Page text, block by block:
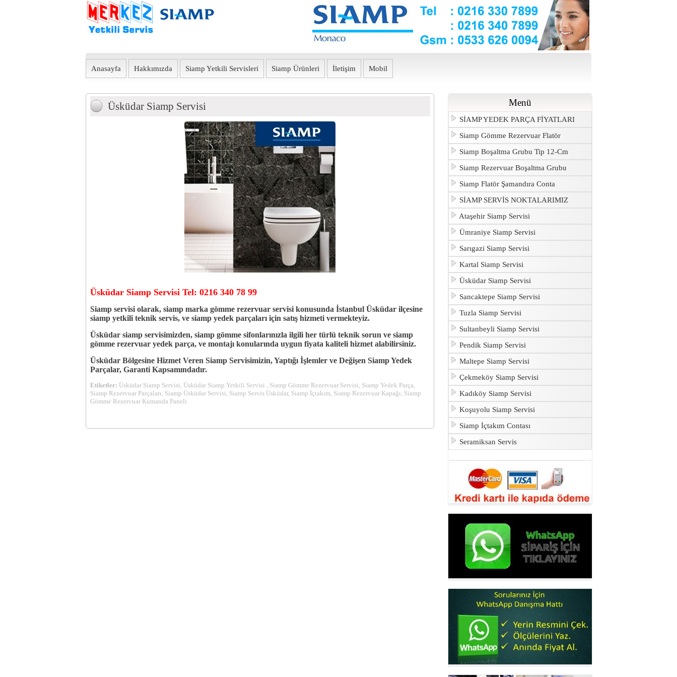
Anasayfa Hakkımızda Siamp Yetkili Servisleri Siamp Ürünleri İletişim Mobil
Menü
SİAMP YEDEK PARÇA FİYATLARI
Siamp Gömme Rezervuar Flatör
Siamp Boşaltma Grubu Tip 12-Cm
Siamp Rezervuar Boşaltma Grubu
Siamp Flatör Şamandıra Conta
SİAMP SERVİS NOKTALARIMIZ
Ataşehir Siamp Servisi
Ümraniye Siamp Servisi
Sarıgazi Siamp Servisi
Kartal Siamp Servisi
Üsküdar Siamp Servisi
Sancaktepe Siamp Servisi
Tuzla Siamp Servisi
Sultanbeyli Siamp Servisi
Pendik Siamp Servisi
Maltepe Siamp Servisi
Çekmeköy Siamp Servisi
Kadıköy Siamp Servisi
Koşuyolu Siamp Servisi
Siamp İçtakım Contası
Seramiksan Servis
Üsküdar Siamp Servisi
Üsküdar Siamp Servisi Tel: 0216 340 78 99
Siamp servisi olarak, siamp marka gömme rezervuar servisi konusunda İstanbul Üsküdar ilçesine
siamp yetkili teknik servis,ve siamp yedek parçaları için satış hizmeti vermekteyiz.
Üsküdar siamp servisimizden, siamp gömme sifonlarınızla ilgili her türlü teknik sorun ve siamp
gömme rezervuar yedek parça, ve montajı konularında uygun fiyata kaliteli hizmet alabilirsiniz.
Üsküdar Bölgesine Hizmet Veren Siamp Servisimizin, Yaptığı İşlemler ve Değişen Siamp Yedek
Parçalar, Garanti Kapsamındadır.
Etiketler: Üsküdar Siamp Servisi, Üsküdar Siamp Yetkili Servisi , Siamp Gömme Rezervuar Servisi, Siamp Yedek Parça,
Siamp Rezervuar Parçaları, Siamp Üsküdar Servisi, Siamp Servis Üsküdar, Siamp İçtakım, Siamp Rezervuar Kapağı, Siamp
Gömme Rezervuar Kumanda Paneli